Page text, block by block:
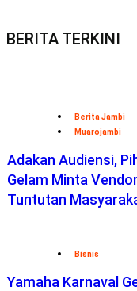
BERITA TERKINI
Berita Jambi
Muarojambi
Adakan Audiensi,
Gelam Minta
Tuntutan
Bisnis
Yamaha Karnaval